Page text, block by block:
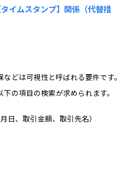
イムスタンプ】関係（代替措
などは可視性と呼ばれる要件です。
の項目の検索が求められます。
日、取引金額、取引先名）